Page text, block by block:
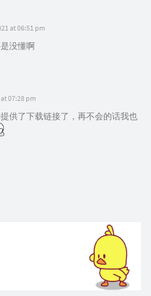
at 06:51 pm
没懂啊
07:28 pm
供了下载链接了，再不会的话我也